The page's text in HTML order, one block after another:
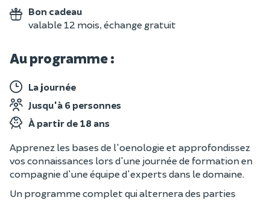
Bon cadeau
valable 12 mois, échange gratuit
Au programme :
La journée
Jusqu'à 6 personnes
À partir de 18 ans
Apprenez les bases de l'oenologie et approfondissez
vos connaissances lors d'une journée de formation en
compagnie d'une équipe d'experts dans le domaine.
Un programme complet qui alternera des parties